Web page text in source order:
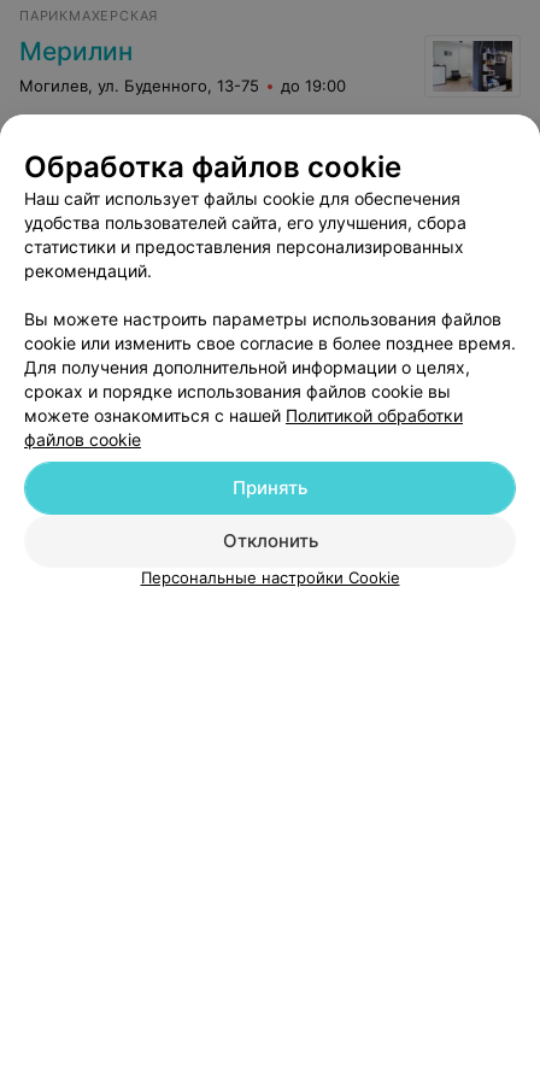
плюсик!!!
ПАРИКМАХЕРСКАЯ
Мерилин
Могилев, ул. Буденного, 13-75 до 19:00
Депиляция зоны
классического бикини
Цена по запросу
Депиляция зоны
углубленного
Цена по запросу
Добавить компанию
Обработка файлов cookie
Наш сайт использует файлы cookie для обеспечения
удобства пользователей сайта, его улучшения, сбора
статистики и предоставления персонализированных
рекомендаций.
Вы можете настроить параметры использования файлов
cookie или изменить свое согласие в более позднее время.
Для получения дополнительной информации о целях,
сроках и порядке использования файлов cookie вы
можете ознакомиться с нашей Политикой обработки
файлов cookie
Отклонить
Принять
Персональные настройки Cookie